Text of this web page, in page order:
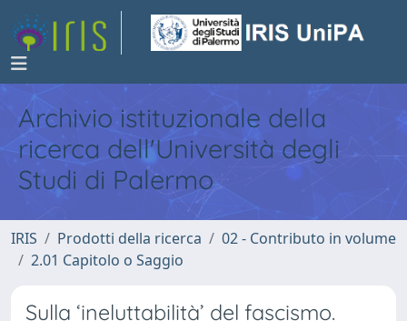
Archivio istituzionale della
ricerca dell'Università degli
Studi di Palermo
IRIS Prodotti della ricerca
02 - Contributo in volume
2.01 Capitolo o Saggio
Sulla ‘ineluttabilità’ del fascismo.